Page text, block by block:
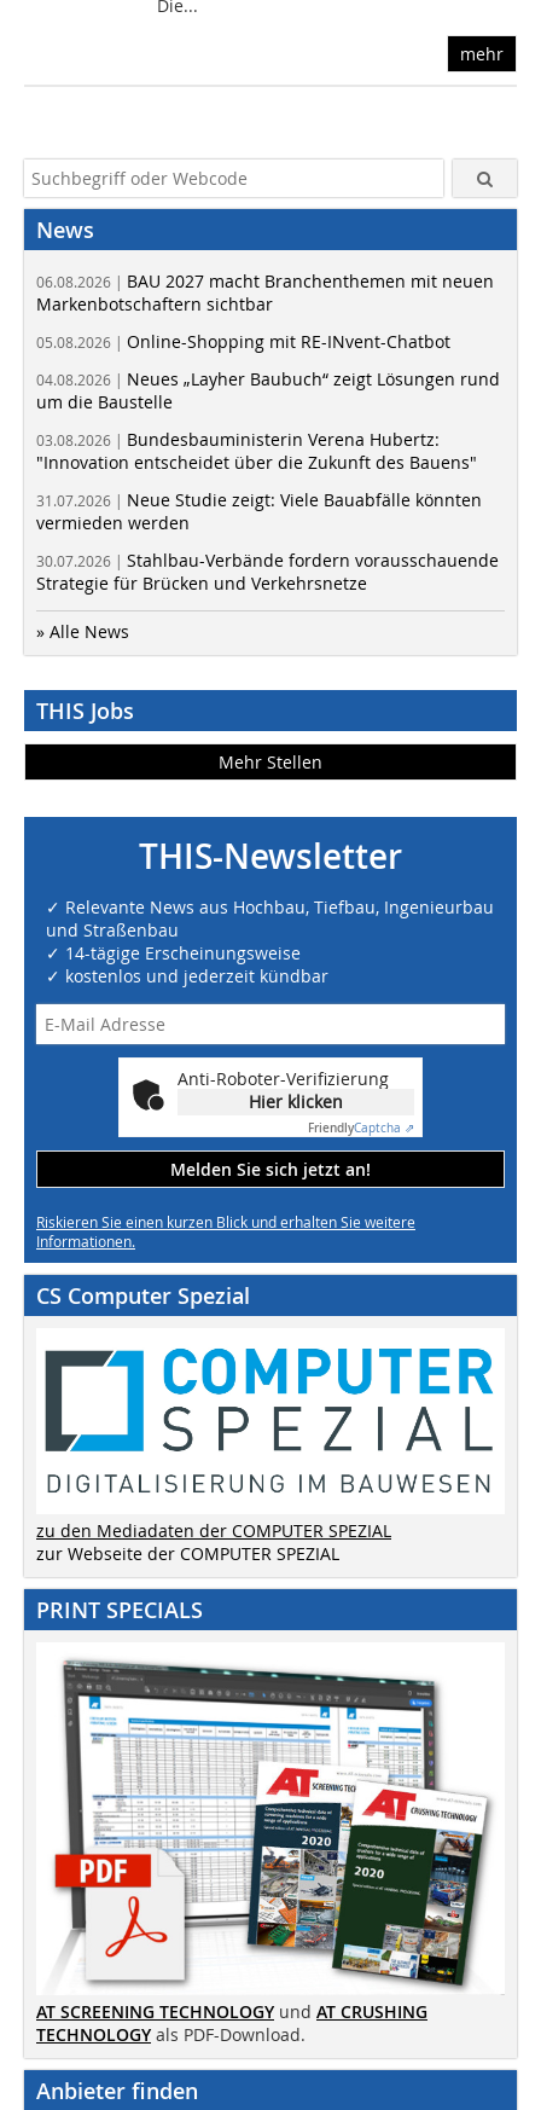
Die...
mehr
News
06.08.2026 | BAU 2027 macht Branchenthemen mit neuen
Markenbotschaftern sichtbar
05.08.2026 | Online-Shopping mit RE-INvent-Chatbot
04.08.2026 | Neues „Layher Baubuch“ zeigt Lösungen rund
um die Baustelle
03.08.2026 | Bundesbauministerin Verena Hubertz:
"Innovation entscheidet über die Zukunft des Bauens"
31.07.2026 | Neue Studie zeigt: Viele Bauabfälle könnten
vermieden werden
30.07.2026 | Stahlbau-Verbände fordern vorausschauende
Strategie für Brücken und Verkehrsnetze
» Alle News
THIS Jobs
Mehr Stellen
THIS-Newsletter
✓ Relevante News aus Hochbau, Tiefbau, Ingenieurbau
und Straßenbau
✓ 14-tägige Erscheinungsweise
✓ kostenlos und jederzeit kündbar
Anti-Roboter-Verifizierung
Hier klicken
FriendlyCaptcha ⇗
Melden Sie sich jetzt an!
Riskieren Sie einen kurzen Blick und erhalten Sie weitere
Informationen.
CS Computer Spezial
zu den Mediadaten der COMPUTER SPEZIAL
zur Webseite der COMPUTER SPEZIAL
PRINT SPECIALS
AT SCREENING TECHNOLOGY und AT CRUSHING
TECHNOLOGY als PDF-Download.
Anbieter finden